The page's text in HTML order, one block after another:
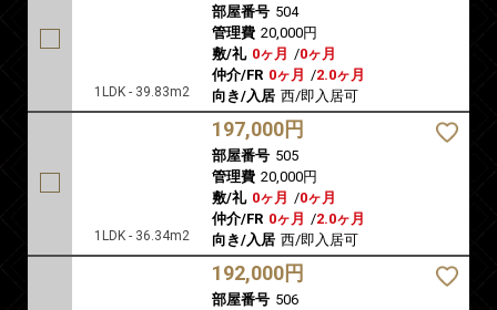
1LDK - 39.83m2
部屋番号 504
管理費 20,000円
敷/礼 0ヶ月 /0ヶ月
仲介/FR 0ヶ月 /2.0ヶ月
向き/入居 西/即入居可
1LDK - 36.34m2
197,000円
部屋番号 505
管理費 20,000円
敷/礼 0ヶ月 /0ヶ月
仲介/FR 0ヶ月 /2.0ヶ月
向き/入居 西/即入居可
192,000円
部屋番号 506